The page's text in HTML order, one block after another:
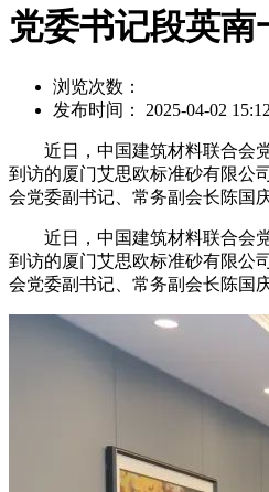
党委书记段英南
浏览次数：
发布时间： 2025-04-02 15:12
近日，中国建筑材料联合会党
到访的厦门艾思欧标准砂有限公
会党委副书记、常务副会长陈国
近日，中国建筑材料联合会党
到访的厦门艾思欧标准砂有限公
会党委副书记、常务副会长陈国